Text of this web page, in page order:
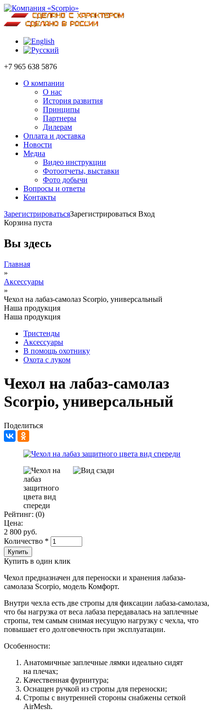
+7 965 638 5876
О компании
О нас
История развития
Принципы
Партнеры
Дилерам
Оплата и доставка
Новости
Медиа
Видео инструкции
Фотоотчеты, выставки
Фото добычи
Вопросы и ответы
Контакты
ЗарегистрироватьсяЗарегистрироваться Вход
Корзина пуста
Вы здесь
Главная
»
Аксессуары
»
Чехол на лабаз-самолаз Scorpio, универсальный
Наша продукция
Наша продукция
Тристенды
Аксессуары
В помощь охотнику
Охота с луком
Чехол на лабаз-самолаз
Scorpio, универсальный
Поделиться
Рейтинг: (0)
Цена:
2 800 руб.
Количество *
Купить в один клик
Чехол предназначен для переноски и хранения лабаза-
самолаза Scorpio, модель Комфорт.
Внутри чехла есть две стропы для фиксации лабаза-самолаза,
что бы нагрузка от веса лабаза передавалась на заплечные
стропы, тем самым снимая несущую нагрузку с чехла, что
повышает его долговечность при эксплуатации.
Особенности:
Анатомичные заплечные лямки идеально сидят
на плечах;
Качественная фурнитура;
Оснащен ручкой из стропы для переноски;
Стропы с внутренней стороны снабжены сеткой
AirMesh.